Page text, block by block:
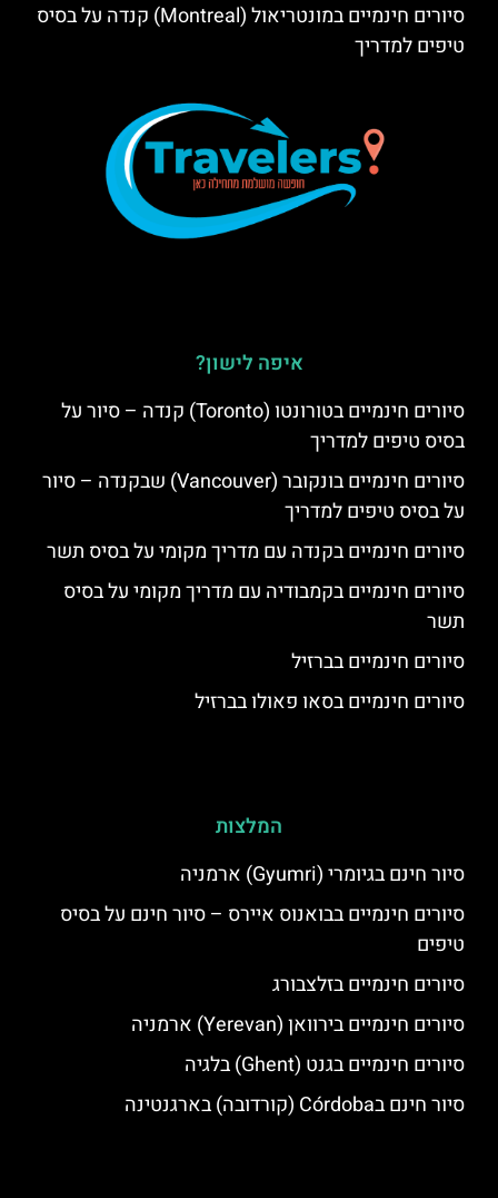
סיורים חינמיים במונטריאול (Montreal) קנדה על בסיס
טיפים למדריך
איפה לישון?
סיורים חינמיים בטורונטו (Toronto) קנדה – סיור על
בסיס טיפים למדריך
סיורים חינמיים בונקובר (Vancouver) שבקנדה – סיור
על בסיס טיפים למדריך
סיורים חינמיים בקנדה עם מדריך מקומי על בסיס תשר
סיורים חינמיים בקמבודיה עם מדריך מקומי על בסיס
תשר
סיורים חינמיים בברזיל
סיורים חינמיים בסאו פאולו בברזיל
המלצות
סיור חינם בגיומרי (Gyumri) ארמניה
סיורים חינמיים בבואנוס איירס – סיור חינם על בסיס
טיפים
סיורים חינמיים בזלצבורג
סיורים חינמיים בירוואן (Yerevan) ארמניה
סיורים חינמיים בגנט (Ghent) בלגיה
סיור חינם בCórdoba (קורדובה) בארגנטינה